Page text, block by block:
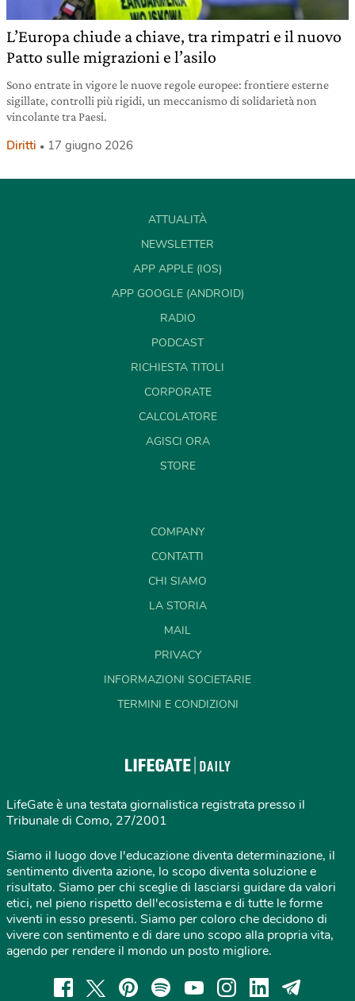
L’Europa chiude a chiave, tra rimpatri e il nuovo
Patto sulle migrazioni e l’asilo
Sono entrate in vigore le nuove regole europee: frontiere esterne
sigillate, controlli più rigidi, un meccanismo di solidarietà non
vincolante tra Paesi.
Diritti 17 giugno 2026
ATTUALITÀ
NEWSLETTER
APP APPLE (IOS)
APP GOOGLE (ANDROID)
RADIO
PODCAST
RICHIESTA TITOLI
CORPORATE
CALCOLATORE
AGISCI ORA
STORE
COMPANY
CONTATTI
CHI SIAMO
LA STORIA
MAIL
PRIVACY
INFORMAZIONI SOCIETARIE
TERMINI E CONDIZIONI
LifeGate è una testata giornalistica registrata presso il
Tribunale di Como, 27/2001
Siamo il luogo dove l'educazione diventa determinazione, il
sentimento diventa azione, lo scopo diventa soluzione e
risultato. Siamo per chi sceglie di lasciarsi guidare da valori
etici, nel pieno rispetto dell'ecosistema e di tutte le forme
viventi in esso presenti. Siamo per coloro che decidono di
vivere con sentimento e di dare uno scopo alla propria vita,
agendo per rendere il mondo un posto migliore.